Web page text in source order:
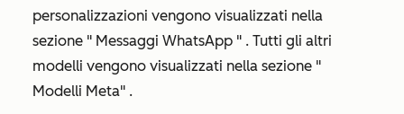
personalizzazioni vengono visualizzati nella
sezione " Messaggi WhatsApp " . Tutti gli altri
modelli vengono visualizzati nella sezione "
Modelli Meta" .